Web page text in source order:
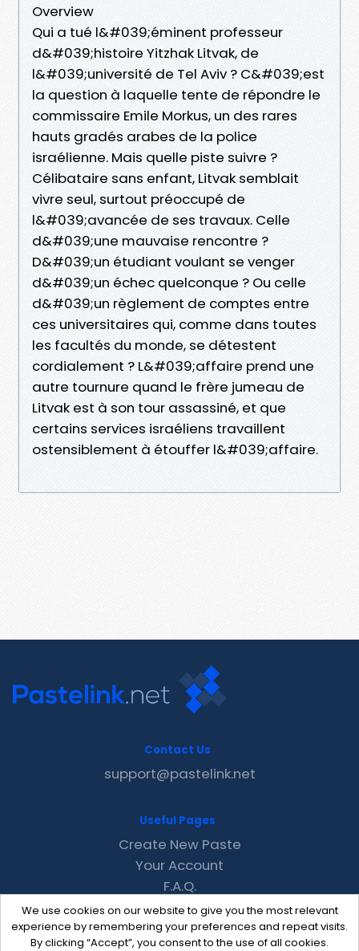
Overview
Qui a tué l&#039;éminent professeur
d&#039;histoire Yitzhak Litvak, de
l&#039;université de Tel Aviv ? C&#039;est
la question à laquelle tente de répondre le
commissaire Emile Morkus, un des rares
hauts gradés arabes de la police
israélienne. Mais quelle piste suivre ?
Célibataire sans enfant, Litvak semblait
vivre seul, surtout préoccupé de
l&#039;avancée de ses travaux. Celle
d&#039;une mauvaise rencontre ?
D&#039;un étudiant voulant se venger
d&#039;un échec quelconque ? Ou celle
d&#039;un règlement de comptes entre
ces universitaires qui, comme dans toutes
les facultés du monde, se détestent
cordialement ? L&#039;affaire prend une
autre tournure quand le frère jumeau de
Litvak est à son tour assassiné, et que
certains services israéliens travaillent
ostensiblement à étouffer l&#039;affaire.
We use cookies on our website to give you the most relevant
experience by remembering your preferences and repeat visits.
By clicking “Accept”, you consent to the use of all cookies.
Contact Us
support@pastelink.net
Useful Pages
Create New Paste
Your Account
F.A.Q.
Recent
Contact